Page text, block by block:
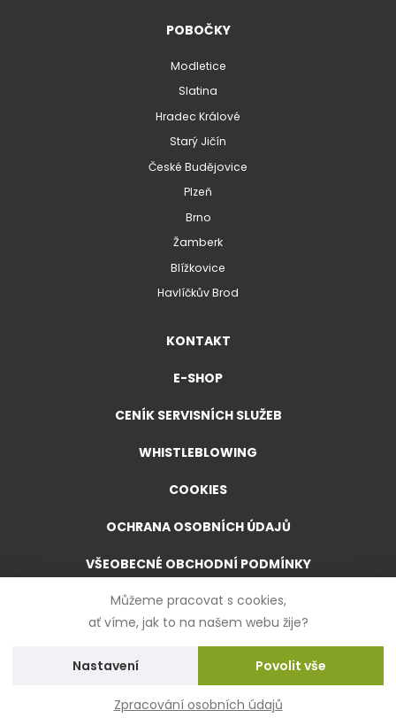
Můžeme pracovat s cookies,
ať víme, jak to na našem webu žije?
Nastavení
Zpracování osobních údajů
POBOČKY
Modletice
Slatina
Hradec Králové
Starý Jičín
České Budějovice
Plzeň
Brno
Žamberk
Blížkovice
Havlíčkův Brod
KONTAKT
E-SHOP
CENÍK SERVISNÍCH SLUŽEB
WHISTLEBLOWING
COOKIES
OCHRANA OSOBNÍCH ÚDAJŮ
VŠEOBECNÉ OBCHODNÍ PODMÍNKY
VŠEOBECNÉ OBCHODNÍ PODMÍNKY PRO E-SHOP
Created byUVM